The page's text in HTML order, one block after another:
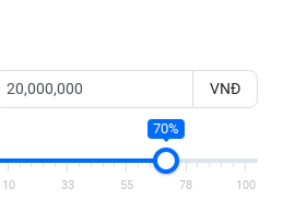
VNĐ
70%
10 33 55 78 100